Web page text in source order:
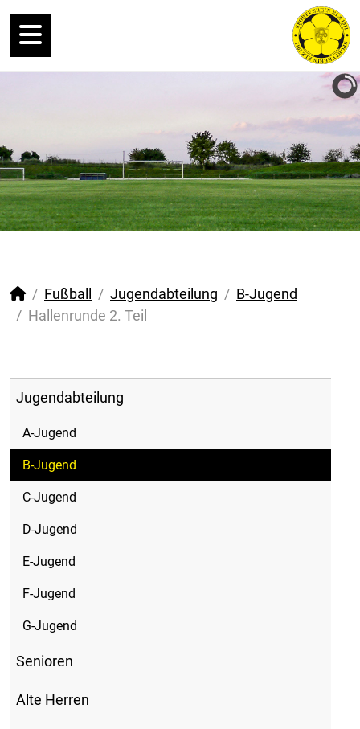
Fußball Jugendabteilung
B-Jugend
Hallenrunde 2. Teil
Jugendabteilung
A-Jugend
B-Jugend
C-Jugend
D-Jugend
E-Jugend
F-Jugend
G-Jugend
Senioren
Alte Herren